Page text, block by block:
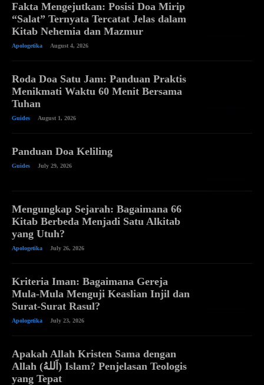
Fakta Mengejutkan: Posisi Doa Mirip
“Salat” Ternyata Tercatat Jelas dalam
Kitab Nehemia dan Mazmur
Apologetika August 4, 2026
Roda Doa Satu Jam: Panduan Praktis
Menikmati Waktu 60 Menit Bersama
Tuhan
Guides August 1, 2026
Panduan Doa Keliling
Guides July 29, 2026
Mengungkap Sejarah: Bagaimana 66
Kitab Berbeda Menjadi Satu Alkitab
yang Utuh?
Apologetika July 26, 2026
Kriteria Iman: Bagaimana Gereja
Mula-Mula Menguji Keaslian Injil dan
Surat-Surat Rasul?
Apologetika July 23, 2026
Apakah Allah Kristen Sama dengan
Allah (اَللهُ) Islam? Penjelasan Teologis
yang Tepat